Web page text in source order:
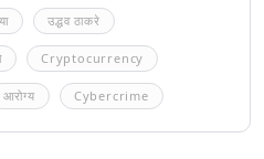
उद्धव ठाकरे
Cryptocurrency
आरोग्य Cybercrime